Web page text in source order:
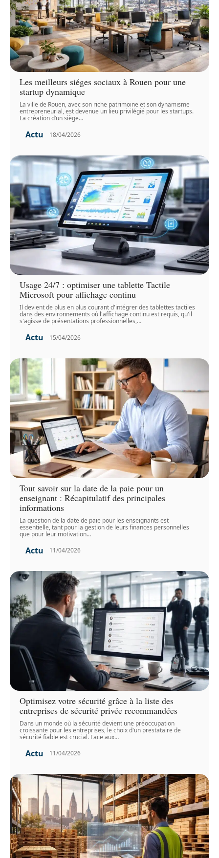
Les meilleurs siéges sociaux à Rouen pour une
startup dynamique
La ville de Rouen, avec son riche patrimoine et son dynamisme
entrepreneurial, est devenue un lieu privilégié pour les startups.
La création d’un siège…
Actu 18/04/2026
Usage 24/7 : optimiser une tablette Tactile
Microsoft pour affichage continu
Il devient de plus en plus courant d'intégrer des tablettes tactiles
dans des environnements où l'affichage continu est requis, qu'il
s'agisse de présentations professionnelles,…
Actu 15/04/2026
Tout savoir sur la date de la paie pour un
enseignant : Récapitulatif des principales
informations
La question de la date de paie pour les enseignants est
essentielle, tant pour la gestion de leurs finances personnelles
que pour leur motivation…
Actu 11/04/2026
Optimisez votre sécurité grâce à la liste des
entreprises de sécurité privée recommandées
Dans un monde où la sécurité devient une préoccupation
croissante pour les entreprises, le choix d'un prestataire de
sécurité fiable est crucial. Face aux…
Actu 11/04/2026